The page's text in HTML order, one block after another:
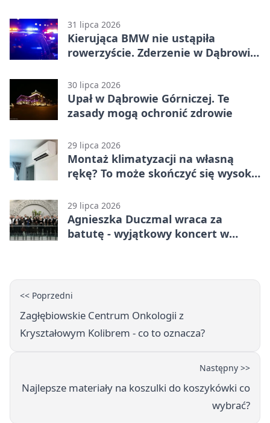
31 lipca 2026
Kierująca BMW nie ustąpiła
rowerzyście. Zderzenie w Dąbrowie
30 lipca 2026
Upał w Dąbrowie Górniczej. Te
zasady mogą ochronić zdrowie
29 lipca 2026
Montaż klimatyzacji na własną
rękę? To może skończyć się wysoką
29 lipca 2026
Agnieszka Duczmal wraca za
batutę - wyjątkowy koncert w
<< Poprzedni
Zagłębiowskie Centrum Onkologii z
Kryształowym Kolibrem - co to oznacza?
Następny >>
Najlepsze materiały na koszulki do koszykówki co
wybrać?